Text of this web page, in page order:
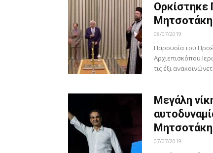
Ορκίστηκε
08/07/2019
Παρουσία του
Αρχιεπισκόπου
τις έξι
Μεγάλη
07/07/2019